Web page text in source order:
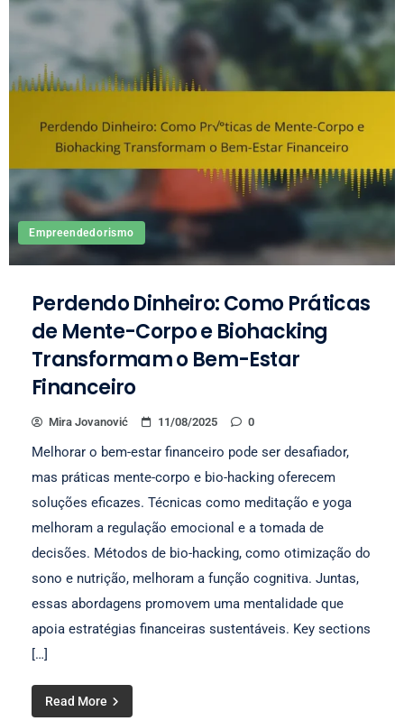
Empreendedorismo
Perdendo Dinheiro: Como Práticas
de Mente-Corpo e Biohacking
Transformam o Bem-Estar
Financeiro
Mira Jovanović 11/08/2025 0
Melhorar o bem-estar financeiro pode ser desafiador,
mas práticas mente-corpo e bio-hacking oferecem
soluções eficazes. Técnicas como meditação e yoga
melhoram a regulação emocional e a tomada de
decisões. Métodos de bio-hacking, como otimização do
sono e nutrição, melhoram a função cognitiva. Juntas,
essas abordagens promovem uma mentalidade que
apoia estratégias financeiras sustentáveis. Key sections
[…]
Read More